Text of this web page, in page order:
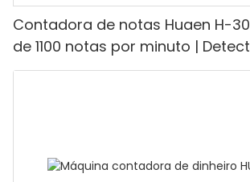
Contadora de notas Huaen H-
de 1100 notas por minuto |
UV/Magnético/Infravermelho/